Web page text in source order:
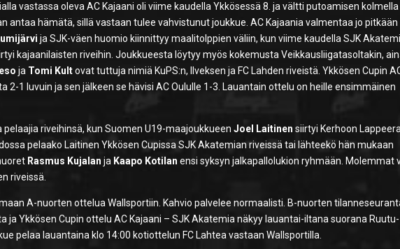
vastassa oleva AC Kajaani oli viime kaudella Ykkösessä 8. ja vältti putoamisen kolmella
antaa hämätä, sillä vastaan tulee vahvistunut joukkue. AC Kajaania valmentaa jo pitkään
ja SJK-väen huomio kiinnittyy maalitolppien väliin, kun viime kaudella SJK
kajaanilaisten riveihin. Joukkueesta löytyy myös kokemusta Veikkausliigatasoltakin,
ja Tomi Kultovat tuttuja nimiä KuPS:n, Ilveksen ja FC Lahden riveistä. Ykkösen Cupin
2-1 luvuin ja sen jälkeen se hävisi AC Oululle 1-3. Lauantain ottelu on heille ensimmäinen
pelaajia riveihinsä, kun Suomen U19-maajoukkueenJoel Laitinensiirtyi Kerhoon
pelaako Laitinen Ykkösen Cupissa SJK Akatemian riveissä tai lähteekö hän mukaan
Rasmus Kujalan ja Kaapo Kotilan ensi syksyn jalkapallolukion ryhmään. Molemmat
riveissä.
A-nuorten ottelua Wallsportiin. Kahvio palvelee normaalisti. B-nuorten
ja Ykkösen Cupin ottelu AC Kajaani – SJK Akatemia näkyy lauantai-iltana suorana Ruutu-
pelaa lauantaina klo 14:00 kotiottelun FC Lahtea vastaan Wallsportilla.